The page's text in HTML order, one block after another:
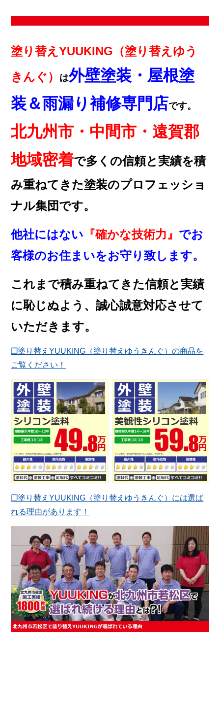
塗り替えYUUKING（塗り替えゆう
きんぐ）
は外壁塗装・屋根塗
装＆雨漏り補修専門店です。
北九州市・中間市・遠賀郡
地域密着で多くの信頼と実績を積
み重ねてきた塗装のプロフェッショ
ナル集団です。
他社にはない 『確かな技術力』 でお
客様のお住まいをお守り致します。
これまで積み重ねてきた信頼と実績
に恥じぬよう、誠心誠意対応させて
いただきます。
❐塗り替えYUUKING（塗り替えゆうきんぐ）の商品を
ご覧ください！
❐塗り替えYUUKING（塗り替えゆうきんぐ）には選ば
れる理由があります！